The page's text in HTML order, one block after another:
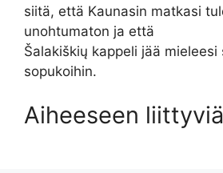
siitä, että Kaunasin matkasi
unohtumaton ja että
Šalakiškių kappeli jää mieleesi
sopukoihin.
Aiheeseen